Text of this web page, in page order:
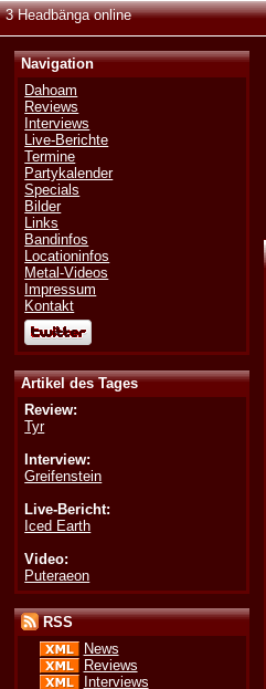
3 Headbänga online
Navigation
Dahoam
Reviews
Interviews
Live-Berichte
Termine
Partykalender
Specials
Bilder
Links
Bandinfos
Locationinfos
Metal-Videos
Impressum
Kontakt
Artikel des Tages
Review:
Tyr
Interview:
Greifenstein
Live-Bericht:
Iced Earth
Video:
Puteraeon
RSS
News
Reviews
Interviews